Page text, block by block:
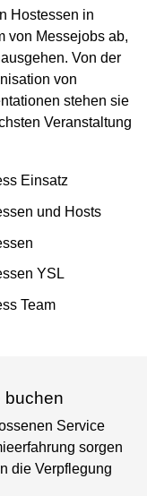
Hostessen in
von Messejobs ab,
Von der
von
stehen sie
Veranstaltung
buchen
Service
sorgen
die Verpflegung